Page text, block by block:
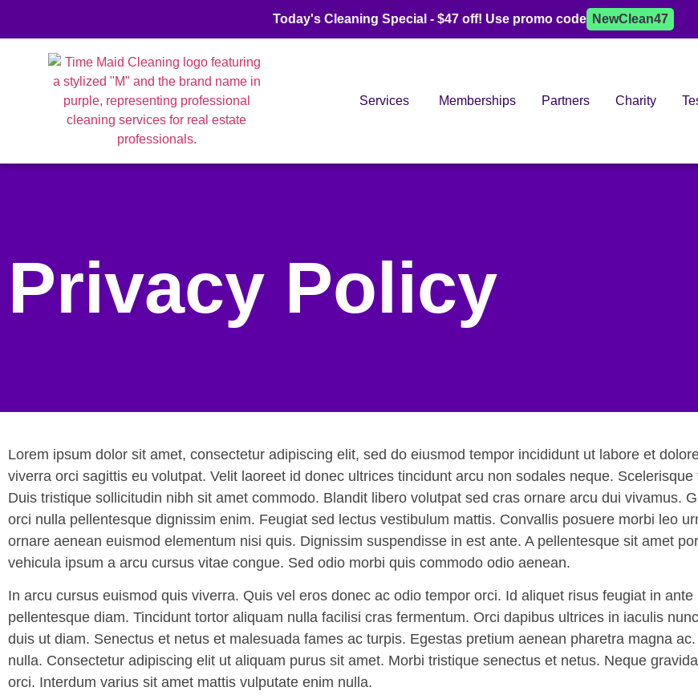
Today's Cleaning Special - $47 off! Use promo code NewClean47
Services Memberships Partners Charity
Privacy Policy
Lorem ipsum dolor sit amet, consectetur adipiscing elit, sed do eiusmod tempor incididunt ut labore et
viverra orci sagittis eu volutpat. Velit laoreet id donec ultrices tincidunt arcu non sodales neque.
Duis tristique sollicitudin nibh sit amet commodo. Blandit libero volutpat sed cras ornare arcu dui vivamus.
orci nulla pellentesque dignissim enim. Feugiat sed lectus vestibulum mattis. Convallis posuere morbi leo
ornare aenean euismod elementum nisi quis. Dignissim suspendisse in est ante. A pellentesque sit amet
vehicula ipsum a arcu cursus vitae congue. Sed odio morbi quis commodo odio aenean.
In arcu cursus euismod quis viverra. Quis vel eros donec ac odio tempor orci. Id aliquet risus feugiat in
pellentesque diam. Tincidunt tortor aliquam nulla facilisi cras fermentum. Orci dapibus ultrices in iaculis
duis ut diam. Senectus et netus et malesuada fames ac turpis. Egestas pretium aenean pharetra magna
nulla. Consectetur adipiscing elit ut aliquam purus sit amet. Morbi tristique senectus et netus. Neque
orci. Interdum varius sit amet mattis vulputate enim nulla.